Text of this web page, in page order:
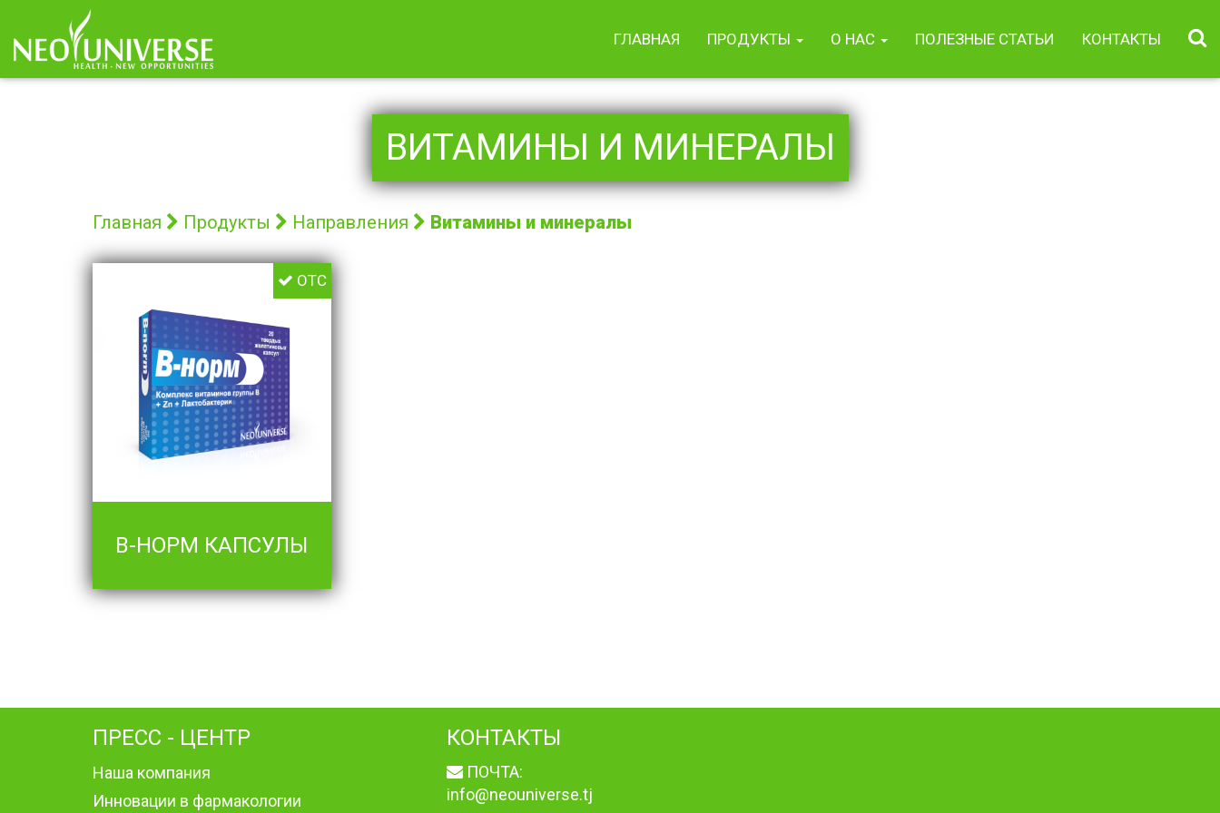
ГЛАВНАЯ ПРОДУКТЫ О НАС ПОЛЕЗНЫЕ СТАТЬИ КОНТАКТЫ
ВИТАМИНЫ И МИНЕРАЛЫ
Главная Продукты Направления Витамины и минералы
OTC
В-НОРМ КАПСУЛЫ
ПРЕСС - ЦЕНТР
Наша компания
Инновации в фармакологии
КОНТАКТЫ
ПОЧТА:
info@neouniverse.tj